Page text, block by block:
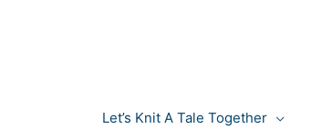
Let’s Knit A Tale Together